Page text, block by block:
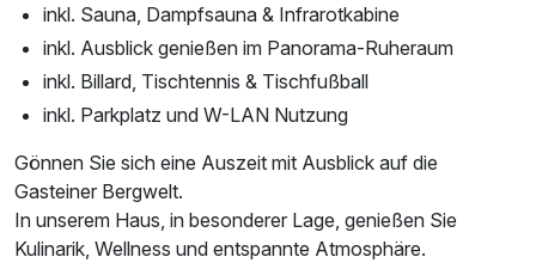
inkl. Sauna, Dampfsauna & Infrarotkabine
inkl. Ausblick genießen im Panorama-Ruheraum
inkl. Billard, Tischtennis & Tischfußball
inkl. Parkplatz und W-LAN Nutzung
Gönnen Sie sich eine Auszeit mit Ausblick auf die
Gasteiner Bergwelt.
In unserem Haus, in besonderer Lage, genießen Sie
Kulinarik, Wellness und entspannte Atmosphäre.